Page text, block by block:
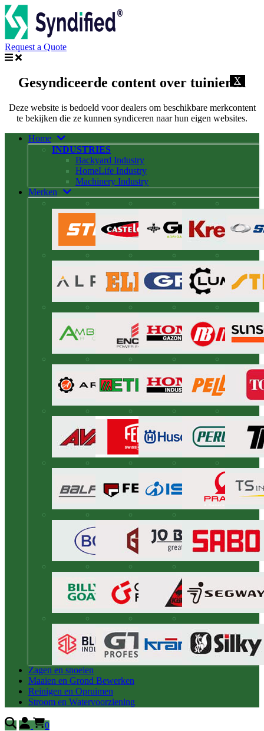
Request a Quote
X
Gesyndiceerde content over tuinieren
Deze website is bedoeld voor dealers om beschikbare merkcontent
te bekijken die ze kunnen syndiceren naar hun eigen websites.
Home
INDUSTRIES
Backyard Industry
HomeLife Industry
Machinery Industry
Merken
Zagen en snoeien
Maaien en Grond Bewerken
Reinigen en Opruimen
Stroom en Watervoorziening
0